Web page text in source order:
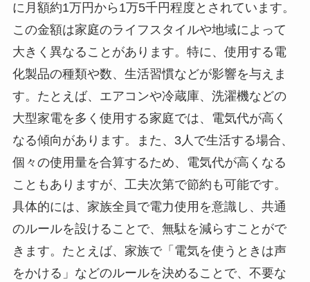
に月額約1万円から1万5千円程度とされています。
この金額は家庭のライフスタイルや地域によって
大きく異なることがあります。特に、使用する電
化製品の種類や数、生活習慣などが影響を与えま
す。たとえば、エアコンや冷蔵庫、洗濯機などの
大型家電を多く使用する家庭では、電気代が高く
なる傾向があります。また、3人で生活する場合、
個々の使用量を合算するため、電気代が高くなる
こともありますが、工夫次第で節約も可能です。
具体的には、家族全員で電力使用を意識し、共通
のルールを設けることで、無駄を減らすことがで
きます。たとえば、家族で「電気を使うときは声
をかける」などのルールを決めることで、不要な